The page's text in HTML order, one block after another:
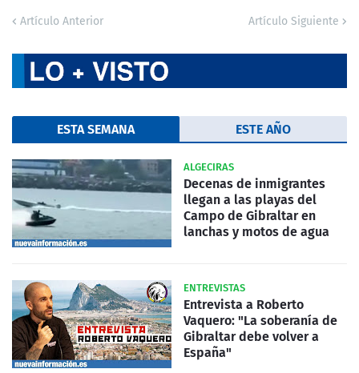
Artículo Anterior Artículo Siguiente
ESTA SEMANA ESTE AÑO
ALGECIRAS
Decenas de inmigrantes
llegan a las playas del
Campo de Gibraltar en
lanchas y motos de agua
ENTREVISTAS
Entrevista a Roberto
Vaquero: "La soberanía de
Gibraltar debe volver a
España"